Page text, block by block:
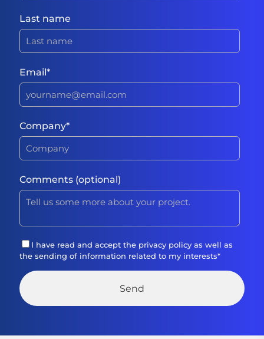
Last name
Email*
Company*
Comments (optional)
I have read and accept the privacy policy as well as
the sending of information related to my interests*